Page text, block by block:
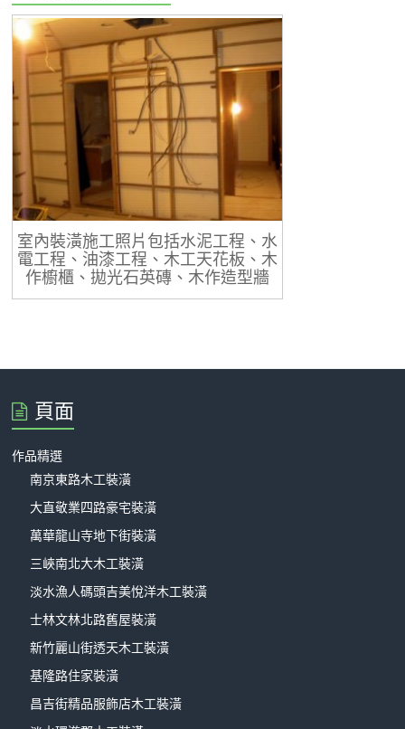
室內裝潢施工照片包括水泥工程、水
電工程、油漆工程、木工天花板、木
作櫥櫃、拋光石英磚、木作造型牆
頁面
作品精選
南京東路木工裝潢
大直敬業四路豪宅裝潢
萬華龍山寺地下街裝潢
三峽南北大木工裝潢
淡水漁人碼頭吉美悅洋木工裝潢
士林文林北路舊屋裝潢
新竹麗山街透天木工裝潢
基隆路住家裝潢
昌吉街精品服飾店木工裝潢